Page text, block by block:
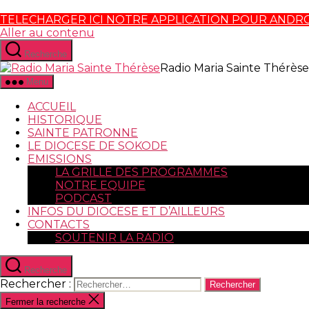
TELECHARGER ICI NOTRE APPLICATION POUR
Aller au contenu
Recherche
Radio Maria Sainte Thérèse
Menu
ACCUEIL
HISTORIQUE
SAINTE PATRONNE
LE DIOCESE DE SOKODE
EMISSIONS
LA GRILLE DES PROGRAMMES
NOTRE EQUIPE
PODCAST
INFOS DU DIOCESE ET D’AILLEURS
CONTACTS
SOUTENIR LA RADIO
Recherche
Rechercher :
Fermer la recherche